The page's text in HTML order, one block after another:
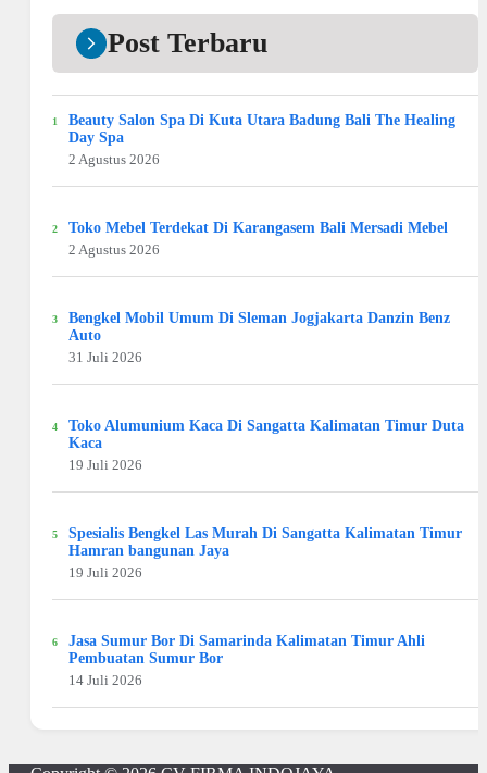
Post Terbaru
Beauty Salon Spa Di Kuta Utara Badung Bali The Healing
Day Spa
2 Agustus 2026
Toko Mebel Terdekat Di Karangasem Bali Mersadi Mebel
2 Agustus 2026
Bengkel Mobil Umum Di Sleman Jogjakarta Danzin Benz
Auto
31 Juli 2026
Toko Alumunium Kaca Di Sangatta Kalimatan Timur Duta
Kaca
19 Juli 2026
Spesialis Bengkel Las Murah Di Sangatta Kalimatan Timur
Hamran bangunan Jaya
19 Juli 2026
Jasa Sumur Bor Di Samarinda Kalimatan Timur Ahli
Pembuatan Sumur Bor
14 Juli 2026